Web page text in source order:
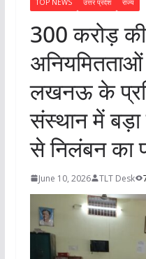
300 करोड़ की
लखनऊ के
संस्थान में बड़ा
से निलंबन का
June 10, 2026 TLT Desk